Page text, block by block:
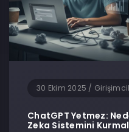
30 Ekim 2025 /
ChatGPT Yetmez:
Zeka Sistemini